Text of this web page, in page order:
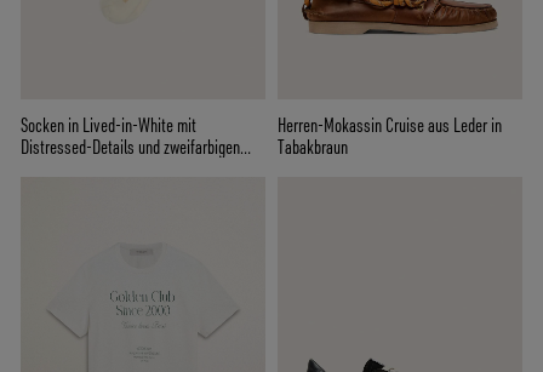
Socken in Lived-in-White mit
Distressed-Details und zweifarbigen
Herren-Mokassin Cruise aus Leder in
Tabakbraun